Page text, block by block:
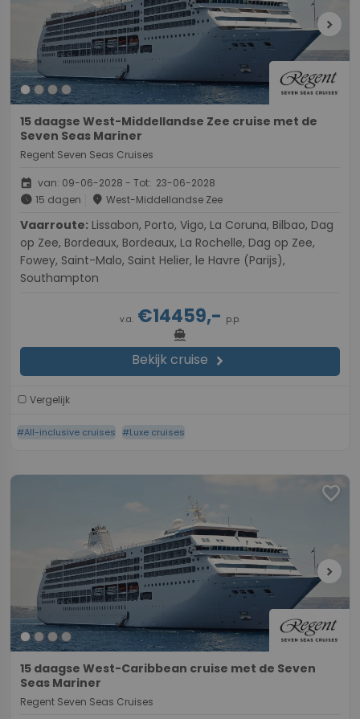
chevron_right
15 daagse West-Middellandse Zee cruise met de
Seven Seas Mariner
Regent Seven Seas Cruises
event van: 09-06-2028 - Tot: 23-06-2028
schedule 15 dagen place West-Middellandse Zee
Vaarroute:
op Zee, Bordeaux, Bordeaux, La Rochelle, Dag op Zee,
Fowey, Saint-Malo, Saint Helier, le Havre (Parijs),
Southampton
v.a. €14459,- p.p.
directions_boat
Bekijk cruise chevron_right
Vergelijk
#All-inclusive cruises #Luxe cruises
favorite
chevron_right
15 daagse West-Caribbean cruise met de Seven
Seas Mariner
Regent Seven Seas Cruises